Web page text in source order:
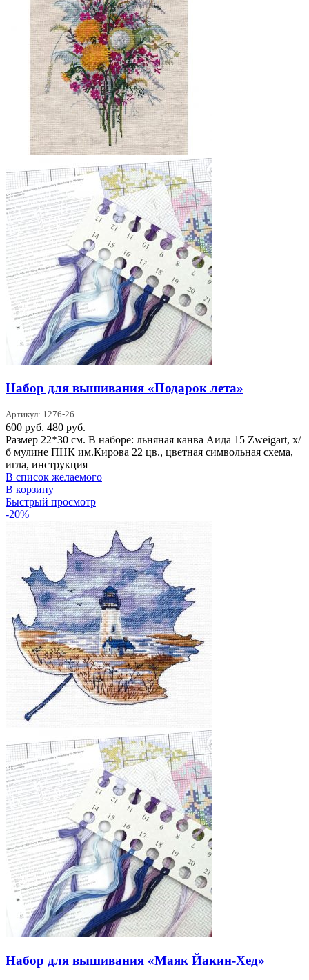
Набор для вышивания «Подарок лета»
Артикул: 1276-26
600руб. Первоначальная
цена
составляла
600 руб..
480 руб.
цена:
480 руб..
Размер 22*30 см. В наборе: льняная канва Аида 15 Zweigart, х/
б мулине ПНК им.Кирова 22 цв., цветная символьная схема,
игла, инструкция
В список желаемого
В корзину
Быстрый просмотр
-20%
Набор для вышивания «Маяк Йакин-Хед»